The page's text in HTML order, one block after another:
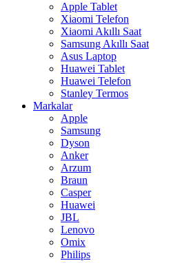
Apple Tablet
Xiaomi Telefon
Xiaomi Akıllı Saat
Samsung Akıllı Saat
Asus Laptop
Huawei Tablet
Huawei Telefon
Stanley Termos
Markalar
Apple
Samsung
Dyson
Anker
Arzum
Braun
Casper
Huawei
JBL
Lenovo
Omix
Philips